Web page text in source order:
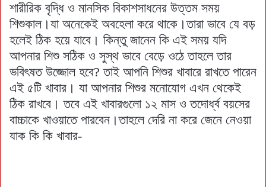
শারীরিক বৃদ্ধি ও মানসিক বিকাশসাধনের উত্তম সময়
শিশুকাল।যা অনেকেই অবহেলা করে থাকে।তারা ভাবে যে বড়
হলেই ঠিক হয়ে যাবে। কিন্তু জানেন কি এই সময় যদি
আপনার শিশু সঠিক ও সুস্থ ভাবে বেড়ে ওঠে তাহলে তার
ভবিৎষত উজ্জোল হবে? তাই আপনি শিশুর খাবারে রাখতে পারেন
এই ৫টি খাবার। যা আপনার শিশুর মনোযোগ এখন থেকেই
ঠিক রাখবে। তবে এই খাবারগুলো ১২ মাস ও তদোর্ধ্ব বয়সের
বাচ্চাকে খাওয়াতে পারবেন।তাহলে দেরি না করে জেনে নেওয়া
যাক কি কি খাবার-